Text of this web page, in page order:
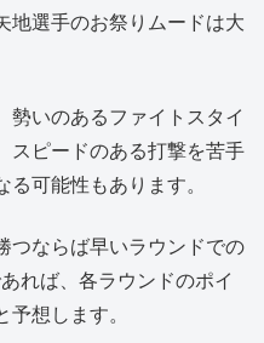
地選手のお祭りムードは大
勢いのあるファイトスタイ
スピードのある打撃を苦手
可能性もあります。
つならば早いラウンドでの
れば、各ラウンドのポイ
想します。